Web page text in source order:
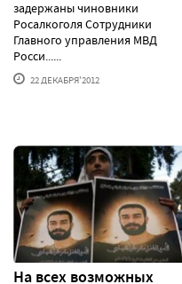
задержаны чиновники
Росалкоголя Сотрудники
Главного управления МВД
Росси......
22 ДЕКАБРЯ'2012
На всех возможных